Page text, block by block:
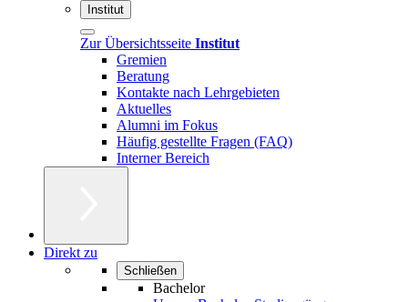
Institut
Zur Übersichtsseite Institut
Gremien
Beratung
Kontakte nach Lehrgebieten
Aktuelles
Alumni im Fokus
Häufig gestellte Fragen (FAQ)
Interner Bereich
Direkt zu
Schließen
Bachelor